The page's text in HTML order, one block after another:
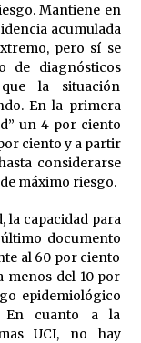
por la Feria de
abril al 8 de mayo
deja sin luz dos
un 25% más
Mantiene en
acumulada
pero sí se
de diagnósticos
la situación
En la primera
un 4 por ciento
ciento y a partir
considerarse
máximo riesgo.
la capacidad para
documento
al 60 por ciento
menos del 10 por
epidemiológico
cuanto a la
UCI, no hay